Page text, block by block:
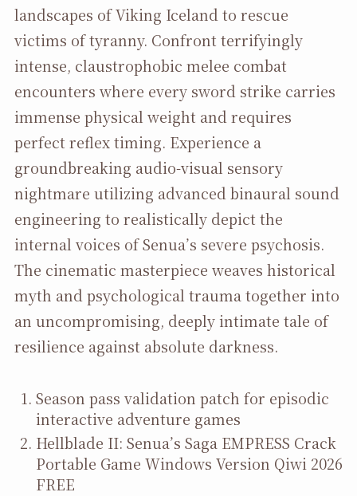
landscapes of Viking Iceland to rescue
victims of tyranny. Confront terrifyingly
intense, claustrophobic melee combat
encounters where every sword strike carries
immense physical weight and requires
perfect reflex timing. Experience a
groundbreaking audio-visual sensory
nightmare utilizing advanced binaural sound
engineering to realistically depict the
internal voices of Senua’s severe psychosis.
The cinematic masterpiece weaves historical
myth and psychological trauma together into
an uncompromising, deeply intimate tale of
resilience against absolute darkness.
Season pass validation patch for episodic
interactive adventure games
Hellblade II: Senua’s Saga EMPRESS Crack
Portable Game Windows Version Qiwi 2026
FREE